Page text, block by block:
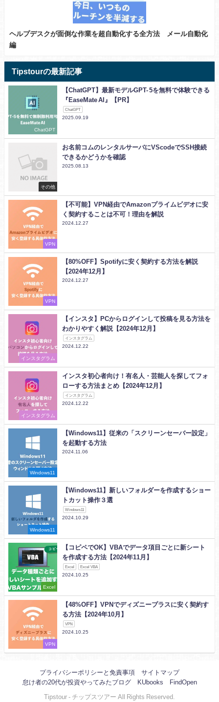
ヘルプデスクが面倒な作業を超自動化する全方法 メール自動化
編
Tipstourの最新記事
ChatGPT
【ChatGPT】最新モデルGPT- 5を無料で体験できる
『EaseMate AI』【PR】
ChatGPT
2025.09.19
その他
お名前コムのレンタルサーバにVScodeでSSH接続
できるかどうかを確認
2025.08.13
VPN
【不可能】VPN経由でAmazonプライムビデオに安
く契約することは不可！理由を解説
2024.12.27
VPN
【80%OFF】Spotifyに安く契約する方法を解説
【2024年12月】
2024.12.27
インスタグラム
【インスタ】PCからログインして投稿を見る方法を
わかりやすく解説【2024年12月】
インスタグラム
2024.12.22
インスタグラム
インスタ初心者向け！有名人・芸能人を探してフォ
ローする方法まとめ【2024年12月】
インスタグラム
2024.12.22
Windows11
【Windows11】従来の「スクリーンセーバー設定」
を起動する方法
2024.11.06
Windows11
【Windows11】新しいフォルダーを作成するショー
トカット操作３選
Windows11
2024.10.29
Excel
【コピペでOK】VBAでデータ項目ごとに新シート
を作成する方法【2024年11月】
Excel Excel VBA
2024.10.25
VPN
【48%OFF】VPNでディズニープラスに安く契約す
る方法【2024年10月】
VPN
2024.10.25
プライバシーポリシーと免責事項
サイトマップ
怠け者の20代が投資やってみたブログ
KUbooks FindOpen
Tipstour - チップスツアー All Rights Reserved.